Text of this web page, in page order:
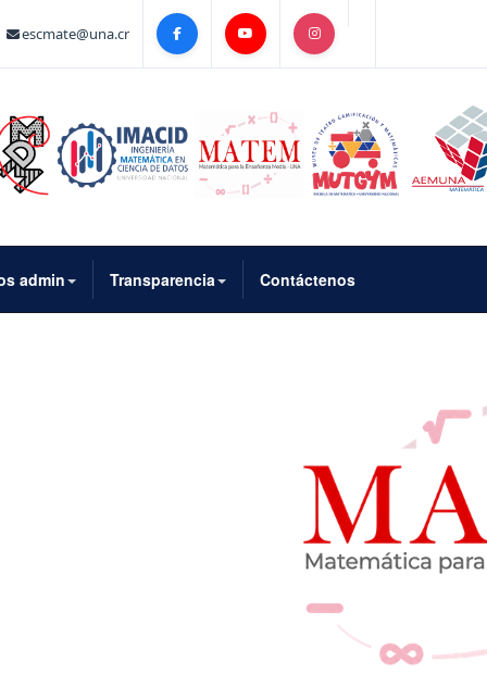
escmate@una.cr
admin Transparencia Contáctenos